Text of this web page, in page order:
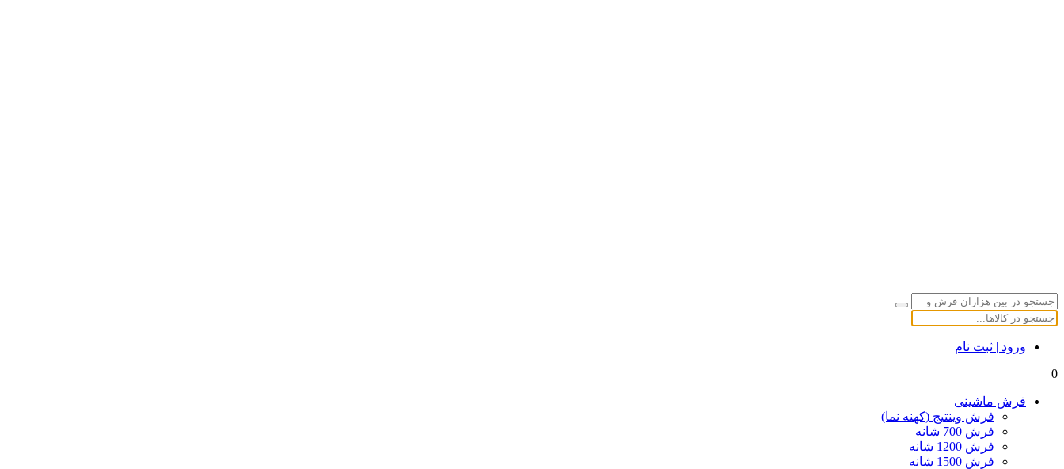
ورود | ثبت نام
0
فرش ماشینی
فرش وینتیج (کهنه نما)
فرش 700 شانه
فرش 1200 شانه
فرش 1500 شانه